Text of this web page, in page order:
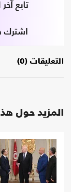
تابع
اشترك
التعليقات (0)
المزيد حول